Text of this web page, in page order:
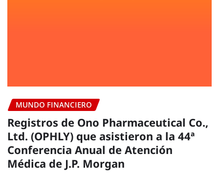
MUNDO FINANCIERO
Registros de Ono Pharmaceutical Co.,
Ltd. (OPHLY) que asistieron a la 44ª
Conferencia Anual de Atención
Médica de J.P. Morgan